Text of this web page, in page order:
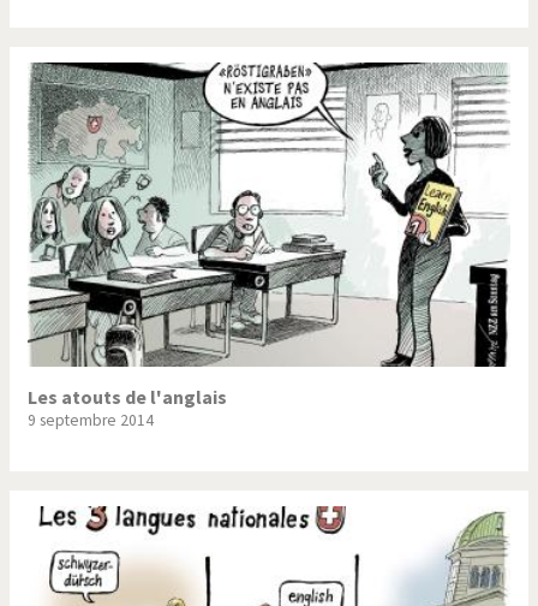
Les atouts de l'anglais
9 septembre 2014